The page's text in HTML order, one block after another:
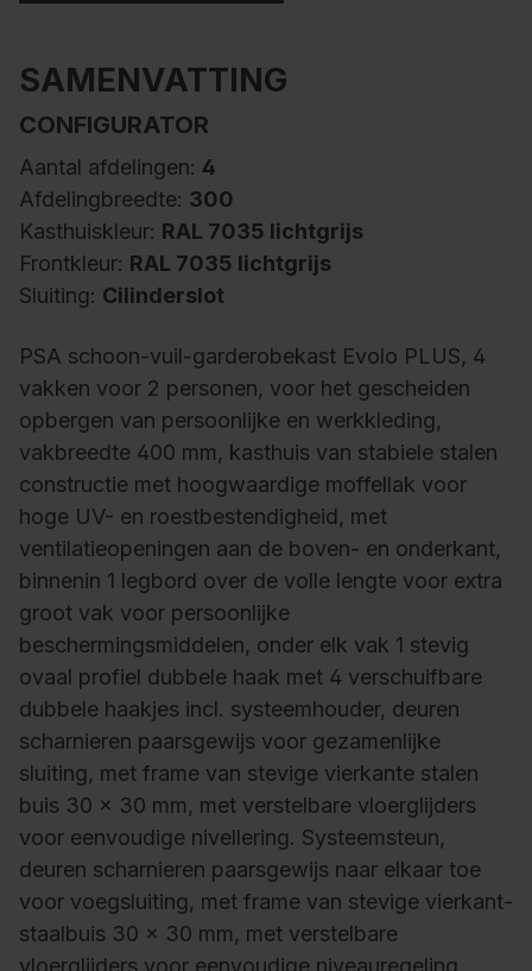
SAMENVATTING
CONFIGURATOR
Aantal afdelingen: 4
Afdelingbreedte: 300
Kasthuiskleur: RAL 7035 lichtgrijs
Frontkleur: RAL 7035 lichtgrijs
Sluiting: Cilinderslot
PSA schoon-vuil-garderobekast Evolo PLUS, 4
vakken voor 2 personen, voor het gescheiden
opbergen van persoonlijke en werkkleding,
vakbreedte 400 mm, kasthuis van stabiele stalen
constructie met hoogwaardige moffellak voor
hoge UV- en roestbestendigheid, met
ventilatieopeningen aan de boven- en onderkant,
binnenin 1 legbord over de volle lengte voor extra
groot vak voor persoonlijke
beschermingsmiddelen, onder elk vak 1 stevig
ovaal profiel dubbele haak met 4 verschuifbare
dubbele haakjes incl. systeemhouder, deuren
scharnieren paarsgewijs voor gezamenlijke
sluiting, met frame van stevige vierkante stalen
buis 30 x 30 mm, met verstelbare vloerglijders
voor eenvoudige nivellering. Systeemsteun,
deuren scharnieren paarsgewijs naar elkaar toe
voor voegsluiting, met frame van stevige vierkant-
staalbuis 30 x 30 mm, met verstelbare
vloerglijders voor eenvoudige niveauregeling.,